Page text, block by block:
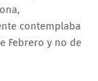
contemplaba
Febrero y no de